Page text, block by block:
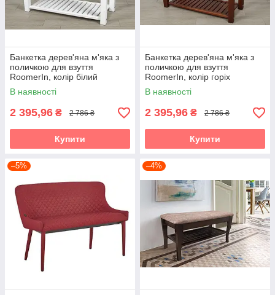
Банкетка дерев'яна м'яка з
поличкою для взуття
RoomerIn, колір білий
В наявності
2 395,96 ₴ 2 786 ₴
Купити
Банкетка дерев'яна м'яка з
поличкою для взуття
RoomerIn, колір горіх
В наявності
2 395,96 ₴ 2 786 ₴
Купити
–5% –4%